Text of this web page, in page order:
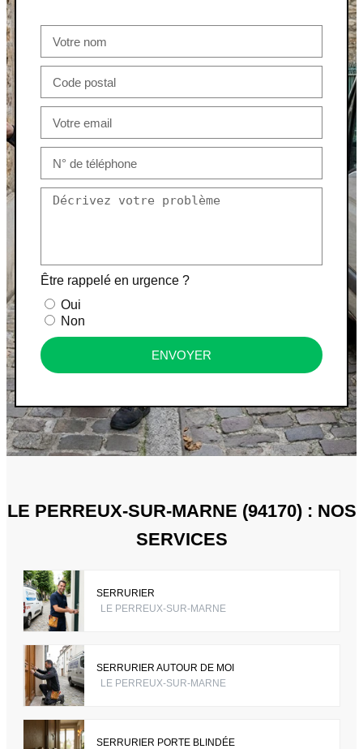
Être rappelé en urgence ?
Oui
Non
ENVOYER
LE PERREUX-SUR-MARNE (94170) : NOS
SERVICES
SERRURIER
LE PERREUX-SUR-MARNE
SERRURIER AUTOUR DE MOI
LE PERREUX-SUR-MARNE
SERRURIER PORTE BLINDÉE